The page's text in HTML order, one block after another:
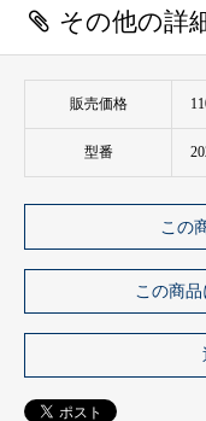
その他の詳
販売価格
型番
この
この商